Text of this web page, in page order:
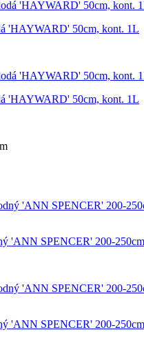
'HAYWARD' 50cm, kont. 1L
'HAYWARD' 50cm, kont. 1L
'ANN SPENCER' 200-
'ANN SPENCER' 200-